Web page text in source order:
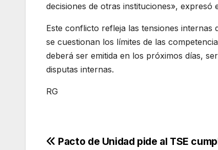
decisiones de otras instituciones», expresó
Este conflicto refleja las tensiones internas
se cuestionan los límites de las
deberá ser emitida en los próximos días,
disputas internas.
RG
Navegación
Pacto de Unidad pide al TSE